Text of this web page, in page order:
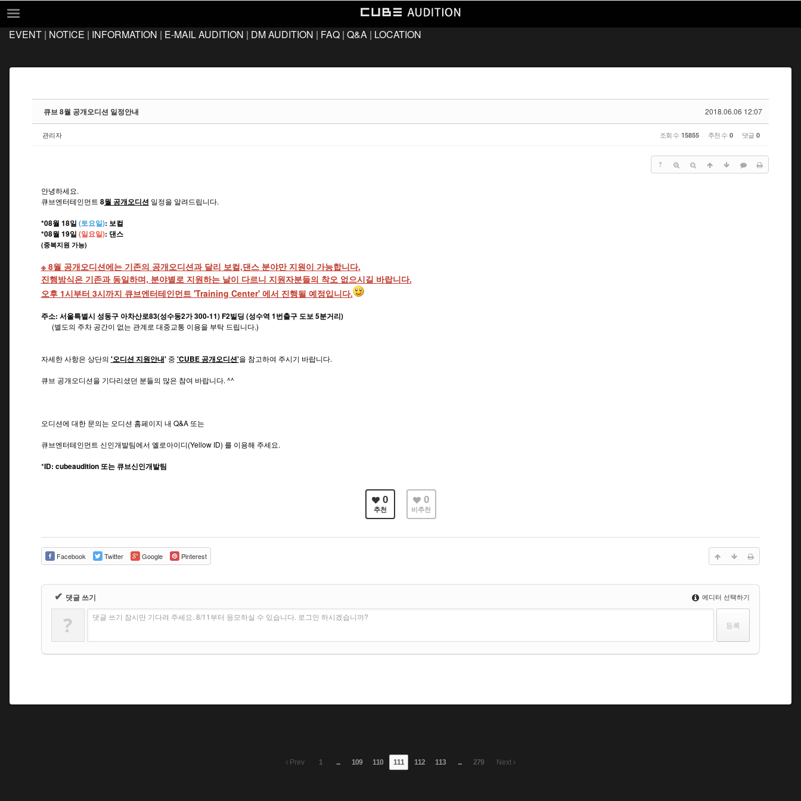
EVENT
E-MAIL AUDITION
DM AUDITION
LOCATION
EVENT | NOTICE | INFORMATION | E-MAIL AUDITION | DM AUDITION | FAQ | Q&A | LOCATION
2018.06.06 12:07
큐브 8월 공개오디션 일정안내
관리자 조회 수 15855 추천 수 0 댓글 0
?
안녕하세요.
큐브엔터테인먼트 8월 공개오디션 일정을 알려드립니다.
*08월 18일 (토요일): 보컬
*08월 19일 (일요일): 댄스
(중복지원 가능)
※ 8월 공개오디션에는 기존의 공개오디션과 달리 보컬,댄스 분야만 지원이 가능합니다.
진행방식은 기존과 동일하며, 분야별로 지원하는 날이 다르니 지원자분들의 착오 없으시길 바랍니다.
오후 1시부터 3시까지 큐브엔터테인먼트 'Training Center' 에서 진행될 예정입니다.
주소: 서울특별시 성동구 아차산로83(성수동2가 300-11) F2빌딩 (성수역 1번출구 도보 5분거리)
(별도의 주차 공간이 없는 관계로 대중교통 이용을 부탁 드립니다.)
자세한 사항은 상단의 '오디션 지원안내' 중 'CUBE 공개오디션'을 참고하여 주시기 바랍니다.
큐브 공개오디션을 기다리셨던 분들의 많은 참여 바랍니다. ^^
오디션에 대한 문의는 오디션 홈페이지 내 Q&A 또는
큐브엔터테인먼트 신인개발팀에서 옐로아이디(Yellow ID) 를 이용해 주세요.
*ID: cubeaudition 또는 큐브신인개발팀
0
추천
0
비추천
Facebook Twitter Google Pinterest
✔ 댓글 쓰기 에디터 선택하기
? 댓글 쓰기 잠시만 기다려 주세요. 8/11부터 응모하실 수 있습니다. 로그인 하시겠습니까?
Prev 1 ... 109 110 111 112 113 ... 279 Next